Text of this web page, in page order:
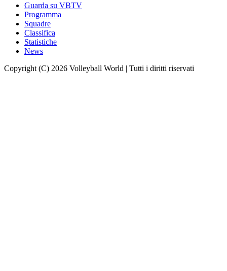
Guarda su VBTV
Programma
Squadre
Classifica
Statistiche
News
Copyright (C) 2026 Volleyball World | Tutti i diritti riservati